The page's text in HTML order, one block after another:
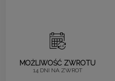
MOŻLIWOŚĆ ZWROTU
14 DNI NA ZWROT